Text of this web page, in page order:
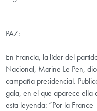
PAZ:
En Francia, la líder del
Nacional, Marine Le Pen,
campaña presidencial.
gala, en el que aparece ella
esta leyenda: “Por la France